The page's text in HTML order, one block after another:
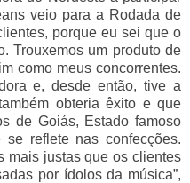
veio para a Rodada de
porque eu sei que o
Trouxemos um produto de
como meus concorrentes.
e, desde então, tive a
obteria êxito e que
de Goiás, Estado famoso
reflete nas confecções.
mais justas que os clientes
por ídolos da música”,